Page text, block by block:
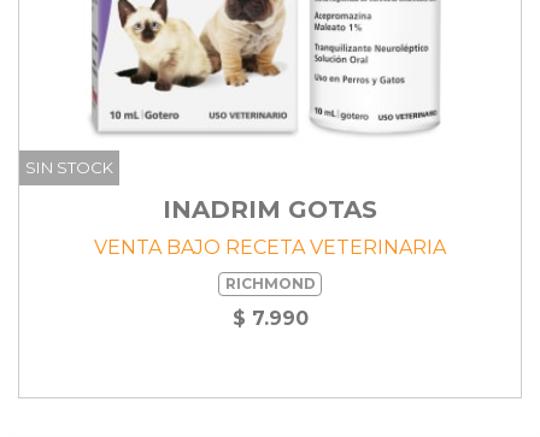
SIN STOCK
INADRIM GOTAS
VENTA BAJO RECETA VETERINARIA
RICHMOND
$ 7.990